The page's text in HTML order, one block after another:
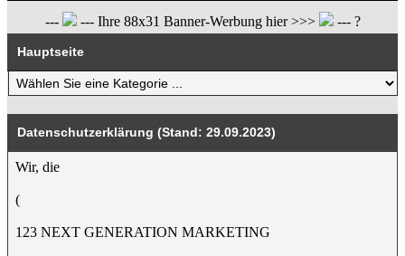
--- --- Ihre 88x31 Banner-Werbung hier >>> --- ?
Hauptseite
Datenschutzerklärung (Stand: 29.09.2023)
Wir, die
(
123 NEXT GENERATION MARKETING